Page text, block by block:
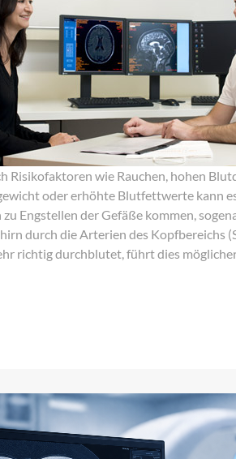
Risikofaktoren wie Rauchen, hohen
oder erhöhte Blutfettwerte kann
Engstellen der Gefäße kommen,
durch die Arterien des Kopfbereichs
richtig durchblutet, führt dies